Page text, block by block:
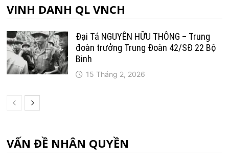
VINH DANH QL VNCH
Đại Tá NGUYỄN HỮU THÔNG – Trung
đoàn trưởng Trung Ðoàn 42/SÐ 22 Bộ
Binh
15 Tháng 2, 2026
VẤN ĐỀ NHÂN QUYỀN